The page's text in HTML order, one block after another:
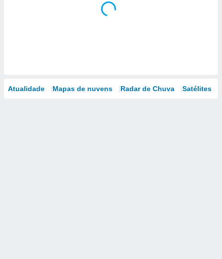
Atualidade Mapas de nuvens Radar de Chuva Satélites